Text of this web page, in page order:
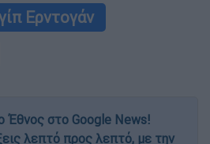
Ερντογάν
Έθνος στο Google News!
λεπτό προς λεπτό, με την